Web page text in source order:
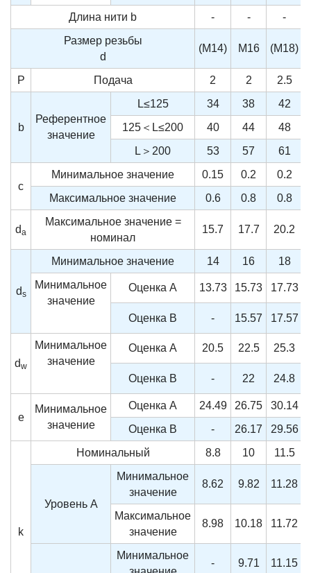
Длина нити b - -
-
Размер резьбы
d
(M14) M16 (M18)
P Подача 2 2 2.5
b
Референтное
значение
L≤125 34 38
42
125＜L≤200
40 44
48
L＞200
53 57 61
c
Минимальное значение 0.15 0.2
0.2
Максимальное значение
0.6 0.8 0.8
da
Максимальное значение =
номинал
15.7 17.7 20.2
ds
Минимальное значение 14 16
18
Минимальное
значение
Оценка A 13.73 15.73 17.73
Оценка B - 15.57 17.57
dw
Минимальное
значение
Оценка A 20.5 22.5 25.3
Оценка B - 22 24.8
e
Минимальное
значение
Оценка A 24.49 26.75 30.14
Оценка B
- 26.17 29.56
k
Номинальный 8.8 10 11.5
Уровень А
Минимальное
значение
8.62 9.82 11.28
Максимальное
значение
8.98 10.18 11.72
Минимальное
- 9.71 11.15